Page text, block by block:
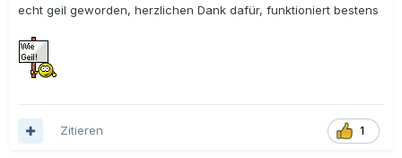
echt geil geworden, herzlichen Dank dafür, funktioniert bestens
1
Zitieren